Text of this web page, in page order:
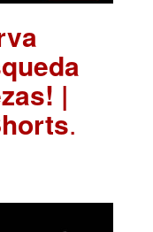
|
.